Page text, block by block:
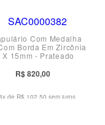
Com Medalha
Borda Em Zircônia
X 15mm - Prateado
R$ 820,00
de R$ 102,50 sem juros